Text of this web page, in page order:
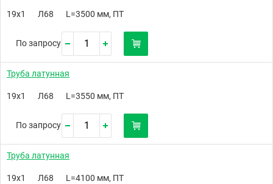
19х1 Л68 L=3500 мм, ПТ
По запросу
Труба латунная
19х1 Л68 L=3550 мм, ПТ
По запросу
Труба латунная
19х1 Л68 L=4100 мм, ПТ